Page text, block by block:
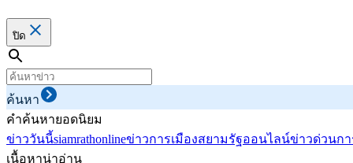
ปิด
ค้นหา
คำค้นหายอดนิยม
ข่าววันนี้siamrathonlineข่าวการเมืองสยามรัฐออนไลน์ข่าวด่วนก
เนื้อหาน่าอ่าน